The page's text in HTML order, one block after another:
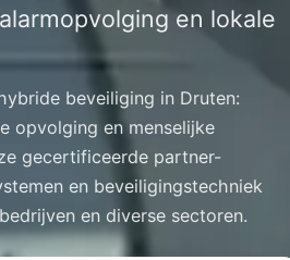
en lokale
beveiliging in Druten:
opvolging en menselijke
gecertificeerde partner-
en beveiligingstechniek
en diverse sectoren.